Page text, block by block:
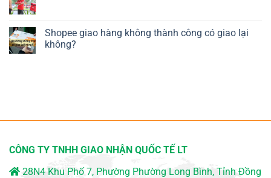
Shopee giao hàng không thành công có giao lại
không?
CÔNG TY TNHH GIAO NHẬN QUỐC TẾ LT
28N4 Khu Phố 7, Phường Phường Long Bình, Tỉnh Đồng